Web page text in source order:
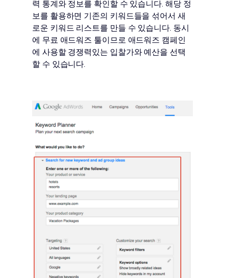
력 통계와 정보를 확인할 수 있습니다. 해당 정
보를 활용하면 기존의 키워드들을 섞어서 새
로운 키워드 리스트를 만들 수 있습니다. 동시
에 무료 애드워즈 툴이므로 애드워즈 캠페인
에 사용할 경쟁력있는 입찰가와 예산을 선택
할 수 있습니다.